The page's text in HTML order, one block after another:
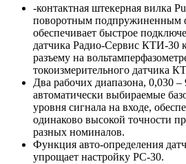
-контактная штекерная вилка
поворотным подпружиненным
обеспечивает быстрое
датчика Радио-Сервис КТИ-30
разъему на
токоизмерительного датчика
Два рабочих диапазона, 0,030
автоматически выбираемые
уровня сигнала на входе,
одинаково высокой точности
разных номиналов.
Функция авто-определения
упрощает настройку РС-30.